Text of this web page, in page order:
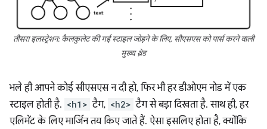
तीसरा इलस्ट्रेशन: कैलकुलेट की गई स्टाइल जोड़ने के लिए, सीएसएस को पार्स करने वाली
मुख्य थ्रेड
भले ही आपने कोई सीएसएस न दी हो, फिर भी हर डीओएम नोड में एक
स्टाइल होती है. <h1> टैग, <h2> टैग से बड़ा दिखता है. साथ ही, हर
एलिमेंट के लिए मार्जिन तय किए जाते हैं. ऐसा इसलिए होता है, क्योंकि